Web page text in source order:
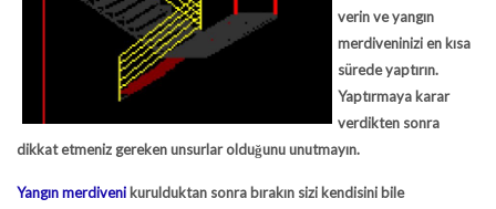
verin ve yangın
merdiveninizi en kısa
sürede yaptırın.
Yaptırmaya karar
verdikten sonra
dikkat etmeniz gereken unsurlar olduğunu unutmayın.
Yangın merdiveni kurulduktan sonra bırakın sizi kendisini bile